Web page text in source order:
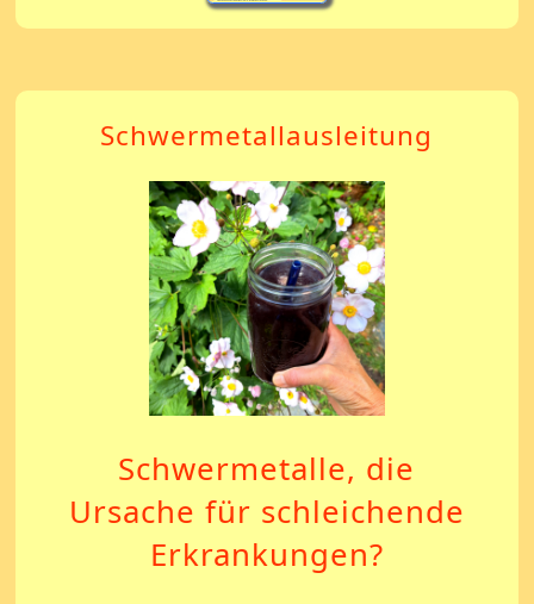
Schwermetallausleitung
Schwermetalle, die
Ursache für schleichende
Erkrankungen?